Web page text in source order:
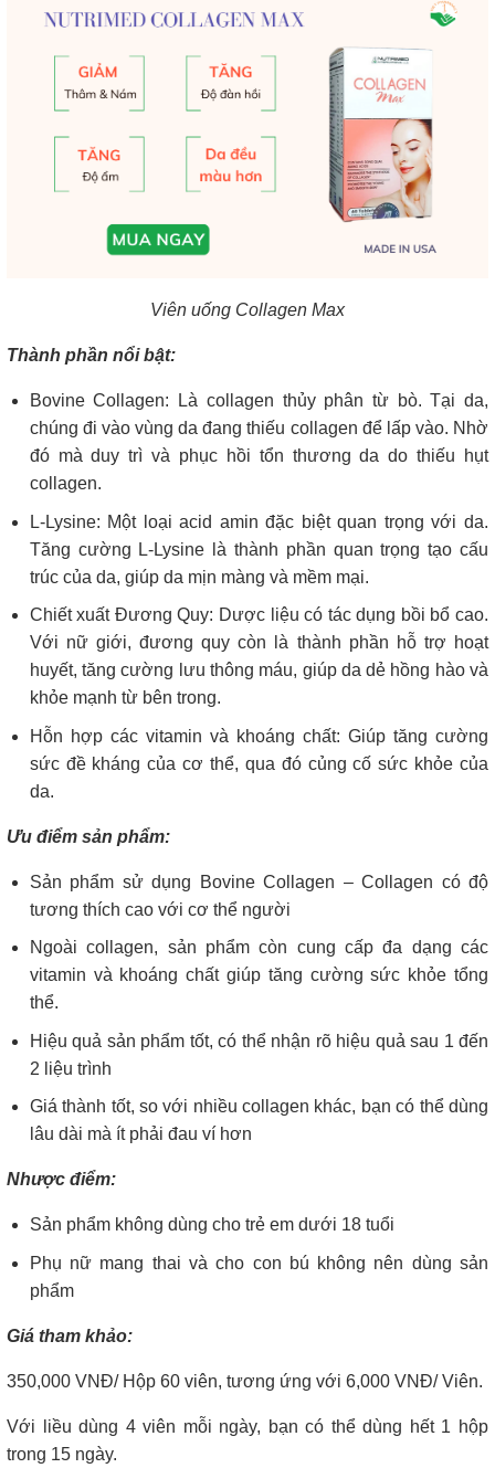
Viên uống Collagen Max
Thành phần nổi bật:
Bovine Collagen: Là collagen thủy phân từ bò. Tại da,
chúng đi vào vùng da đang thiếu collagen để lấp vào. Nhờ
đó mà duy trì và phục hồi tổn thương da do thiếu hụt
collagen.
L-Lysine: Một loại acid amin đặc biệt quan trọng với da.
Tăng cường L-Lysine là thành phần quan trọng tạo cấu
trúc của da, giúp da mịn màng và mềm mại.
Chiết xuất Đương Quy: Dược liệu có tác dụng bồi bổ cao.
Với nữ giới, đương quy còn là thành phần hỗ trợ hoạt
huyết, tăng cường lưu thông máu, giúp da dẻ hồng hào và
khỏe mạnh từ bên trong.
Hỗn hợp các vitamin và khoáng chất: Giúp tăng cường
sức đề kháng của cơ thể, qua đó củng cố sức khỏe của
da.
Ưu điểm sản phẩm:
Sản phẩm sử dụng Bovine Collagen – Collagen có độ
tương thích cao với cơ thể người
Ngoài collagen, sản phẩm còn cung cấp đa dạng các
vitamin và khoáng chất giúp tăng cường sức khỏe tổng
thể.
Hiệu quả sản phẩm tốt, có thể nhận rõ hiệu quả sau 1 đến
2 liệu trình
Giá thành tốt, so với nhiều collagen khác, bạn có thể dùng
lâu dài mà ít phải đau ví hơn
Nhược điểm:
Sản phẩm không dùng cho trẻ em dưới 18 tuổi
Phụ nữ mang thai và cho con bú không nên dùng sản
phẩm
Giá tham khảo:
350,000 VNĐ/ Hộp 60 viên, tương ứng với 6,000 VNĐ/ Viên.
Với liều dùng 4 viên mỗi ngày, bạn có thể dùng hết 1 hộp
trong 15 ngày.